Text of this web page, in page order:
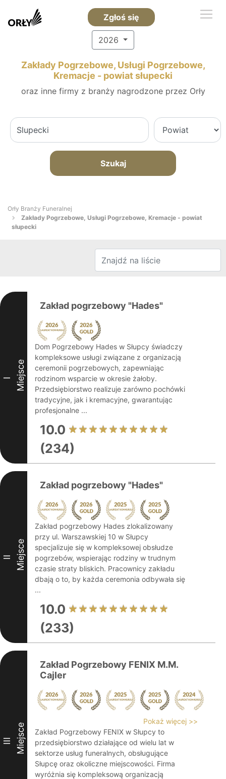
Zgłoś się
2026
Zakłady Pogrzebowe, Usługi Pogrzebowe,
Kremacje - powiat słupecki
oraz inne firmy z branży nagrodzone przez Orły
Szukaj
Orły Branży Funeralnej
Zakłady Pogrzebowe, Usługi Pogrzebowe, Kremacje - powiat
słupecki
I Miejsce
Zakład pogrzebowy "Hades"
Dom Pogrzebowy Hades w Słupcy świadczy
kompleksowe usługi związane z organizacją
ceremonii pogrzebowych, zapewniając
rodzinom wsparcie w okresie żałoby.
Przedsiębiorstwo realizuje zarówno pochówki
tradycyjne, jak i kremacyjne, gwarantując
profesjonalne ...
10.0
(234)
II Miejsce
Zakład pogrzebowy "Hades"
Zakład pogrzebowy Hades zlokalizowany
przy ul. Warszawskiej 10 w Słupcy
specjalizuje się w kompleksowej obsłudze
pogrzebów, wspierając rodziny w trudnym
czasie straty bliskich. Pracownicy zakładu
dbają o to, by każda ceremonia odbywała się
...
10.0
(233)
III Miejsce
Zakład Pogrzebowy FENIX M.M.
Cajler
Pokaż więcej >>
Zakład Pogrzebowy FENIX w Słupcy to
przedsiębiorstwo działające od wielu lat w
sektorze usług funeralnych, obsługujące
Słupcę oraz okoliczne miejscowości. Firma
wyróżnia się kompleksową organizacją